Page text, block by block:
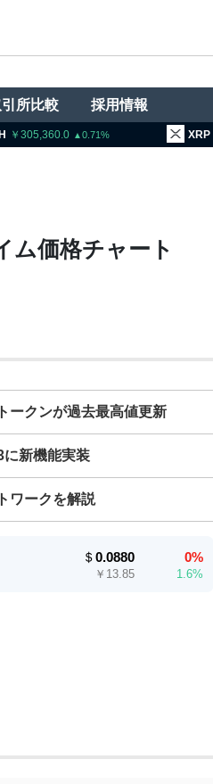
所比較 採用情報
305,360.0 0.71 XRP
ム価格チャート
ークンが過去最高値更新
新機能実装
ワークを解説
＄0.0880
￥ 13.85
0%
1.6%